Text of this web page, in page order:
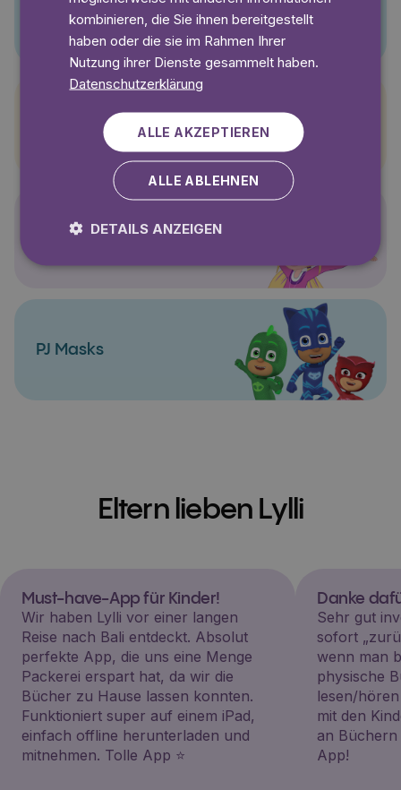
Pettersson und Findus
Polly Pocket
PJ Masks
Eltern lieben Lylli
Must-have-App für Kinder!
Wir haben Lylli vor einer langen
Reise nach Bali entdeckt. Absolut
perfekte App, die uns eine Menge
Packerei erspart hat, da wir die
Bücher zu Hause lassen konnten.
Funktioniert super auf einem iPad,
einfach offline herunterladen und
mitnehmen. Tolle App ⭐️
Danke
Sehr gut
sofort
wenn man
physische
lesen/
mit den
an Büchern
App!
kombinieren, die Sie ihnen bereitgestellt
haben oder die sie im Rahmen Ihrer
Nutzung ihrer Dienste gesammelt haben.
Datenschutzerklärung
ALLE AKZEPTIEREN
ALLE ABLEHNEN
DETAILS ANZEIGEN